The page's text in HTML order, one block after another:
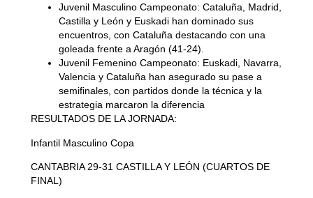
Juvenil Masculino Campeonato: Cataluña, Madrid,
Castilla y León y Euskadi han dominado sus
encuentros, con Cataluña destacando con una
goleada frente a Aragón (41-24).
Juvenil Femenino Campeonato: Euskadi, Navarra,
Valencia y Cataluña han asegurado su pase a
semifinales, con partidos donde la técnica y la
estrategia marcaron la diferencia
RESULTADOS DE LA JORNADA:
Infantil Masculino Copa
CANTABRIA 29-31 CASTILLA Y LEÓN (CUARTOS DE
FINAL)